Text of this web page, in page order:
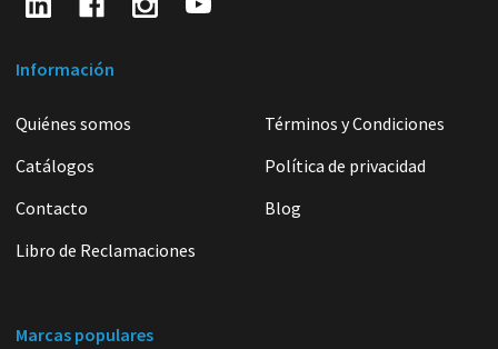
Información
Quiénes somos
Catálogos
Contacto
Libro de Reclamaciones
Términos y Condiciones
Política de privacidad
Blog
Marcas populares